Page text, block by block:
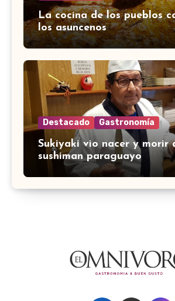
La cocina de los pueblos
los asuncenos
Destacado Gastronomía
Sukiyaki vio nacer y morir
sushiman paraguayo